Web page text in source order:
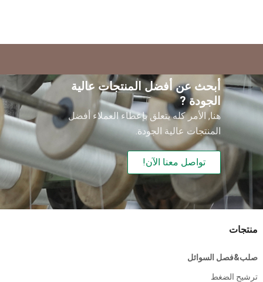
أبحث عن أفضل المنتجات عالية
الجودة ?
هنا, الأمر كله يتعلق بإعطاء العملاء أفضل
المنتجات عالية الجودة.
تواصل معنا الآن!
منتجات
صلب&فصل السوائل
ترشيح الضغط